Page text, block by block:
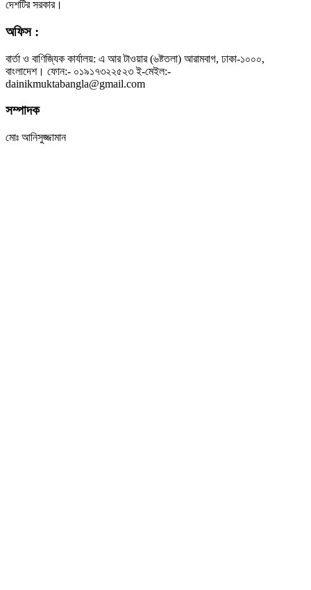
দেশটির সরকার।
অফিস :
বার্তা ও বাণিজ্যিক কার্যালয়: এ আর টাওয়ার (৬ষ্টতলা) আরামবাগ, ঢাকা-১০০০,
বাংলাদেশ। ফোন:- ০১৯১৭৩২২৫২৩ ই-মেইল:-
dainikmuktabangla@gmail.com
সম্পাদক
মোঃ আনিসুজ্জামান